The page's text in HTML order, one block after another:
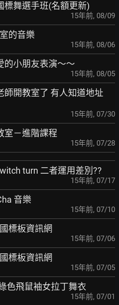
標舞選手班(名額更新)
15年前, 08/09
的音樂
15年前, 08/06
的小朋友表演～～
15年前, 08/05
師開教室了 有人知道地址
15年前, 07/30
室－進階課程
15年前, 07/28
turn 二者運用差別??
15年前, 07/17
音樂
15年前, 07/10
標板資訊網
15年前, 07/06
標板資訊網
15年前, 07/05
色飛鼠袖女拉丁舞衣
15年前, 07/01